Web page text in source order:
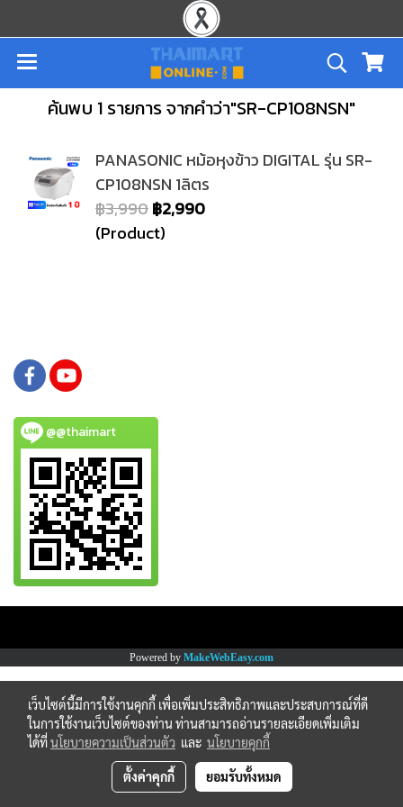
ค้นพบ 1 รายการ จากคำว่า"SR-CP108NSN"
PANASONIC หม้อหุงข้าว DIGITAL รุ่น SR-
CP108NSN 1ลิตร
฿3,990฿2,990
(Product)
@@thaimart
Powered by MakeWebEasy.com
เว็บไซต์นี้มีการใช้งานคุกกี้ เพื่อเพิ่มประสิทธิภาพและประสบการณ์ที่ดี
ในการใช้งานเว็บไซต์ของท่าน ท่านสามารถอ่านรายละเอียดเพิ่มเติม
ได้ที่นโยบายความเป็นส่วนตัว และ นโยบายคุกกี้
ตั้งค่าคุกกี้ ยอมรับทั้งหมด